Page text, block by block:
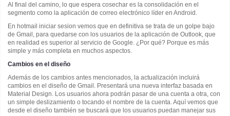
Al final del camino, lo que espera cosechar es la consolidación en el
segmento como la aplicación de correo electrónico líder en Android.
En hotmail iniciar sesion vemos que en definitiva se trata de un golpe bajo
de Gmail, para quedarse con los usuarios de la aplicación de Outlook, que
en realidad es superior al servicio de Google. ¿Por qué? Porque es más
simple y más completa en muchos aspectos.
Cambios en el diseño
Además de los cambios antes mencionados, la actualización incluirá
cambios en el diseño de Gmail. Presentará una nueva interfaz basada en
Material Design. Los usuarios ahora podrán pasar de una cuenta a otra, con
un simple deslizamiento o tocando el nombre de la cuenta. Aquí vemos que
desde el diseño también se buscará que los usuarios puedan manejar sus